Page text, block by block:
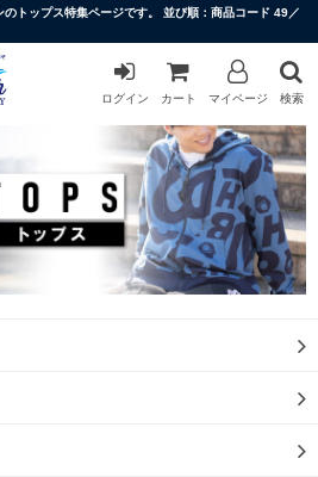
トップス特集ページです。 並び順：商品コード 49／
ログイン カート マイページ 検索